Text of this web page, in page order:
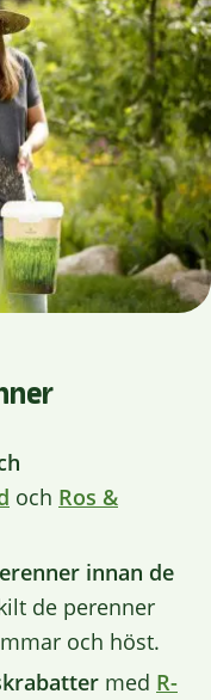
och Ros &
innan de
de perenner
och höst.
med R-